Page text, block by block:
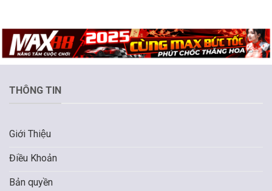
THÔNG TIN
Giới Thiệu
Điều Khoản
Bản quyền